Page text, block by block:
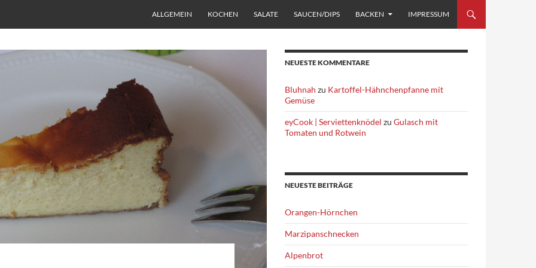
ALLGEMEIN KOCHEN SALATE SAUCEN/DIPS BACKEN IMPRESSUM
NEUESTE KOMMENTARE
Bluhnah zu Kartoffel-Hähnchenpfanne mit
Gemüse
eyCook | Serviettenknödel zu Gulasch mit
Tomaten und Rotwein
NEUESTE BEITRÄGE
Orangen-Hörnchen
Marzipanschnecken
Alpenbrot